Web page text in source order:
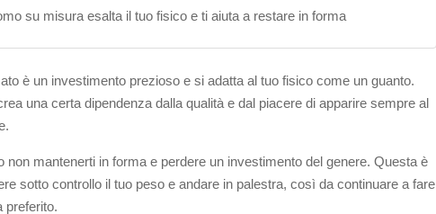
su misura esalta il tuo fisico e ti aiuta a restare in forma
è un investimento prezioso e si adatta al tuo fisico come un guanto.
una certa dipendenza dalla qualità e dal piacere di apparire sempre al
non mantenerti in forma e perdere un investimento del genere. Questa è
sotto controllo il tuo peso e andare in palestra, così da continuare a fare
preferito.